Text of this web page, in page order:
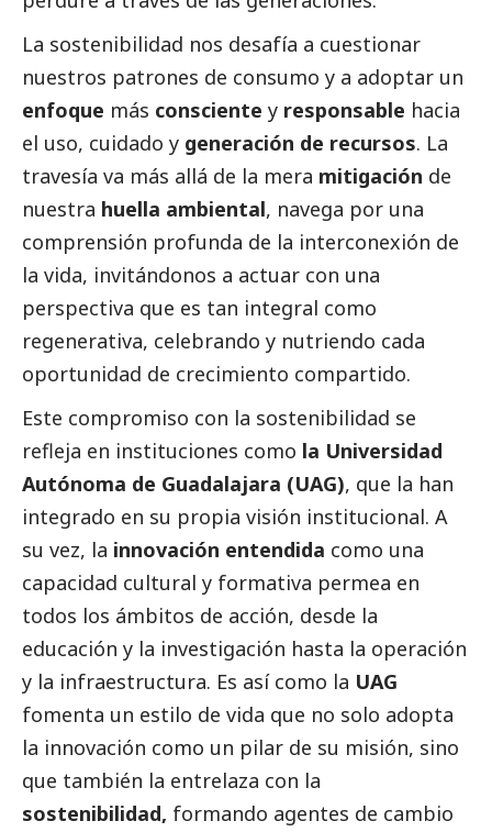
La sostenibilidad nos desafía a cuestionar
nuestros patrones de consumo y a adoptar un
enfoque más consciente y responsable hacia
el uso, cuidado y generación de recursos. La
travesía va más allá de la mera mitigación de
nuestra huella ambiental, navega por una
comprensión profunda de la interconexión de
la vida, invitándonos a actuar con una
perspectiva que es tan integral como
regenerativa, celebrando y nutriendo cada
oportunidad de crecimiento compartido.
Este compromiso con la sostenibilidad se
refleja en instituciones como la Universidad
Autónoma de Guadalajara (UAG), que la han
integrado en su propia visión institucional. A
su vez, la innovación entendida como una
capacidad cultural y formativa permea en
todos los ámbitos de acción, desde la
educación y la investigación hasta la operación
y la infraestructura. Es así como la UAG
fomenta un estilo de vida que no solo adopta
la innovación como un pilar de su misión, sino
que también la entrelaza con la
sostenibilidad, formando agentes de cambio